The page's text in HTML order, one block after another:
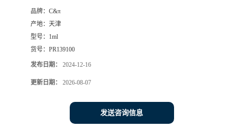
品牌： C&π
产地： 天津
型号： 1ml
货号： PR139100
发布日期： 2024-12-16
更新日期： 2026-08-07
发送咨询信息